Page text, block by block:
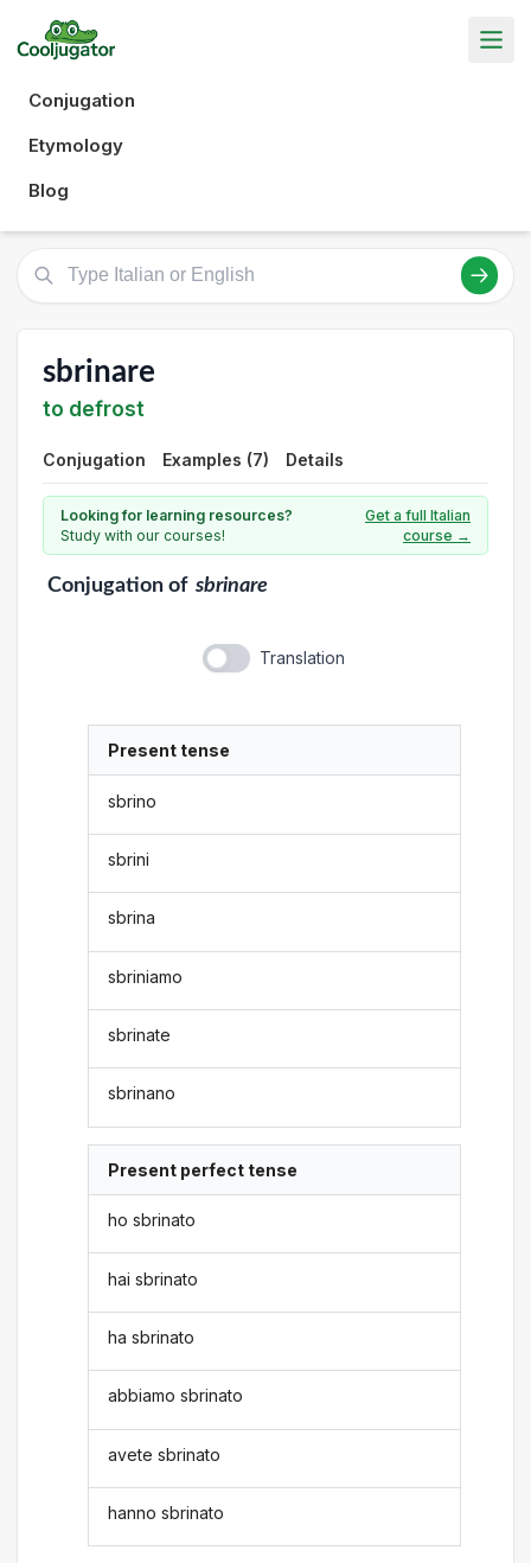
Conjugation
Etymology
Blog
sbrinare
to defrost
Conjugation Examples (7) Details
Looking for learning resources?
Study with our courses!
Get a full Italian
course →
Conjugationof sbrinare
Translation
Present tense
sbrino
sbrini
sbrina
sbriniamo
sbrinate
sbrinano
Present perfect tense
ho sbrinato
hai sbrinato
ha sbrinato
abbiamo sbrinato
avete sbrinato
hanno sbrinato